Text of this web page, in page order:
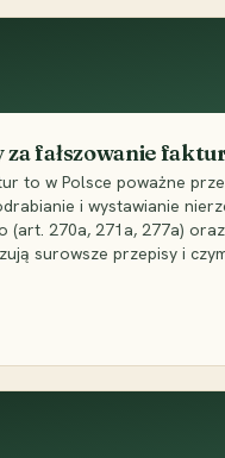
za fałszowanie
to w Polsce poważne
i wystawianie
(art. 270a, 271a, 277a)
surowsze przepisy i